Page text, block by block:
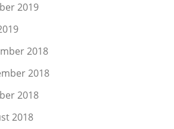
2019
2018
2018
2018
2018